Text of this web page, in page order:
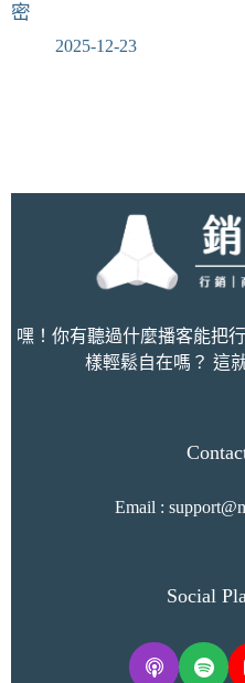
密
2025-12-23
嘿！你有聽過什麼播客能把
樣輕鬆自在嗎？ 這
Email :
Social